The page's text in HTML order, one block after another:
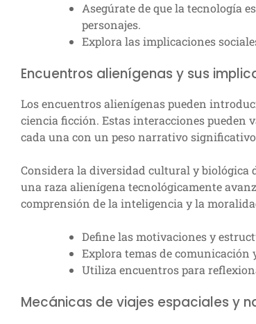
Asegúrate de que la tecnología
personajes.
Explora las implicaciones
Encuentros alienígenas y sus
Los encuentros alienígenas pueden
ciencia ficción. Estas interacciones pueden
cada una con un peso narrativo
Considera la diversidad cultural y biológica
una raza alienígena tecnológicamente
comprensión de la inteligencia y la
Define las motivaciones y
Explora temas de comunicación
Utiliza encuentros para
Mecánicas de viajes espaciales y